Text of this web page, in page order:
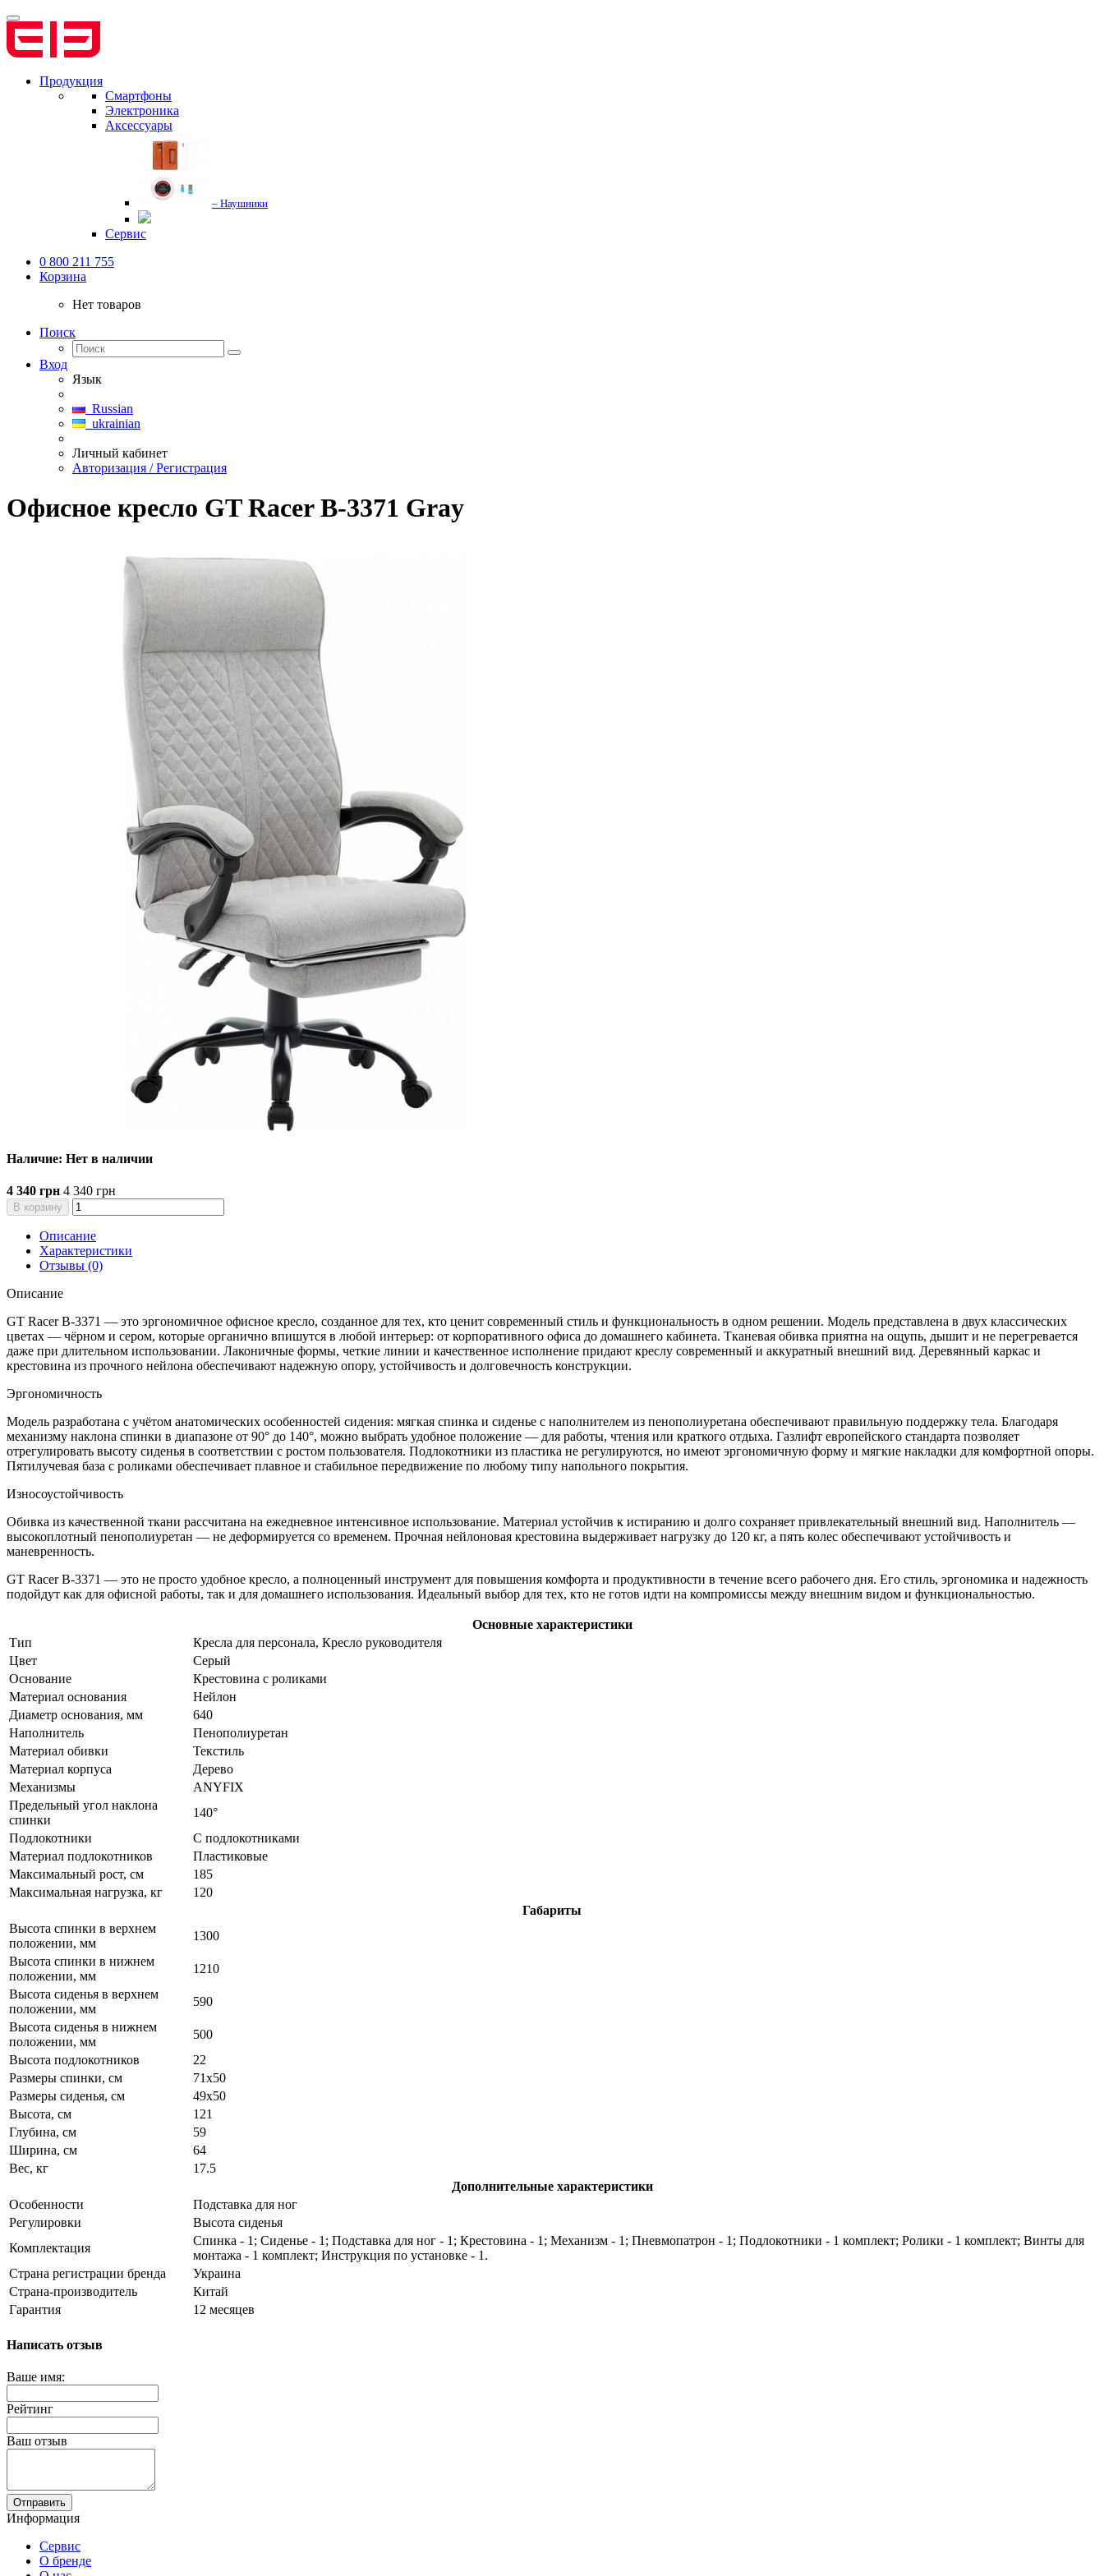
Продукция
Смартфоны
Электроника
Аксессуары
– Наушники
Сервис
0 800 211 755
Корзина
Нет товаров
Поиск
Вход
Язык
Russian
ukrainian
Личный кабинет
Авторизация / Регистрация
Офисное кресло GT Racer B-3371 Gray
Наличие: Нет в наличии
4 340 грн 4 340 грн
В корзину
Описание
Характеристики
Отзывы (0)
Описание
GT Racer B-3371 — это эргономичное офисное кресло, созданное для тех, кто ценит современный стиль и функциональность в одном решении. Модель представлена в двух классических
цветах — чёрном и сером, которые органично впишутся в любой интерьер: от корпоративного офиса до домашнего кабинета. Тканевая обивка приятна на ощупь, дышит и не перегревается
даже при длительном использовании. Лаконичные формы, четкие линии и качественное исполнение придают креслу современный и аккуратный внешний вид. Деревянный каркас и
крестовина из прочного нейлона обеспечивают надежную опору, устойчивость и долговечность конструкции.
Эргономичность
Модель разработана с учётом анатомических особенностей сидения: мягкая спинка и сиденье с наполнителем из пенополиуретана обеспечивают правильную поддержку тела. Благодаря
механизму наклона спинки в диапазоне от 90° до 140°, можно выбрать удобное положение — для работы, чтения или краткого отдыха. Газлифт европейского стандарта позволяет
отрегулировать высоту сиденья в соответствии с ростом пользователя. Подлокотники из пластика не регулируются, но имеют эргономичную форму и мягкие накладки для комфортной опоры.
Пятилучевая база с роликами обеспечивает плавное и стабильное передвижение по любому типу напольного покрытия.
Износоустойчивость
Обивка из качественной ткани рассчитана на ежедневное интенсивное использование. Материал устойчив к истиранию и долго сохраняет привлекательный внешний вид. Наполнитель —
высокоплотный пенополиуретан — не деформируется со временем. Прочная нейлоновая крестовина выдерживает нагрузку до 120 кг, а пять колес обеспечивают устойчивость и
маневренность.
GT Racer B-3371 — это не просто удобное кресло, а полноценный инструмент для повышения комфорта и продуктивности в течение всего рабочего дня. Его стиль, эргономика и надежность
подойдут как для офисной работы, так и для домашнего использования. Идеальный выбор для тех, кто не готов идти на компромиссы между внешним видом и функциональностью.
Основные характеристики
Тип
Кресла для персонала, Кресло руководителя
Цвет
Серый
Основание
Крестовина с роликами
Материал основания
Нейлон
Диаметр основания, мм
640
Наполнитель
Пенополиуретан
Материал обивки
Текстиль
Материал корпуса
Дерево
Механизмы
ANYFIX
Предельный угол наклона
спинки
140°
Подлокотники
С подлокотниками
Материал подлокотников
Пластиковые
Максимальный рост, см
185
Максимальная нагрузка, кг
120
Габариты
Высота спинки в верхнем
положении, мм
1300
Высота спинки в нижнем
положении, мм
1210
Высота сиденья в верхнем
положении, мм
590
Высота сиденья в нижнем
положении, мм
500
Высота подлокотников
22
Размеры спинки, см
71х50
Размеры сиденья, см
49х50
Высота, см
121
Глубина, см
59
Ширина, см
64
Вес, кг
17.5
Дополнительные характеристики
Особенности
Подставка для ног
Регулировки
Высота сиденья
Комплектация
Спинка - 1; Сиденье - 1; Подставка для ног - 1; Крестовина - 1; Механизм - 1; Пневмопатрон - 1; Подлокотники - 1 комплект; Ролики - 1 комплект; Винты для
монтажа - 1 комплект; Инструкция по установке - 1.
Страна регистрации бренда
Украина
Страна-производитель
Китай
Гарантия
12 месяцев
Написать отзыв
Ваше имя:
Рейтинг
Ваш отзыв
Отправить
Информация
Сервис
О бренде